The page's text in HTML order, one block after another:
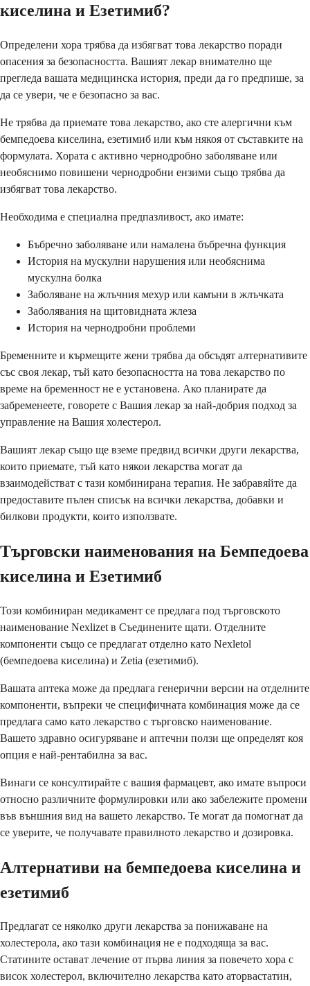
киселина и Езетимиб?
Определени хора трябва да избягват това лекарство поради
опасения за безопасността. Вашият лекар внимателно ще
прегледа вашата медицинска история, преди да го предпише, за
да се увери, че е безопасно за вас.
Не трябва да приемате това лекарство, ако сте алергични към
бемпедоева киселина, езетимиб или към някоя от съставките на
формулата. Хората с активно чернодробно заболяване или
необяснимо повишени чернодробни ензими също трябва да
избягват това лекарство.
Необходима е специална предпазливост, ако имате:
Бъбречно заболяване или намалена бъбречна функция
История на мускулни нарушения или необяснима
мускулна болка
Заболяване на жлъчния мехур или камъни в жлъчката
Заболявания на щитовидната жлеза
История на чернодробни проблеми
Бременните и кърмещите жени трябва да обсъдят алтернативите
със своя лекар, тъй като безопасността на това лекарство по
време на бременност не е установена. Ако планирате да
забременеете, говорете с Вашия лекар за най-добрия подход за
управление на Вашия холестерол.
Вашият лекар също ще вземе предвид всички други лекарства,
които приемате, тъй като някои лекарства могат да
взаимодействат с тази комбинирана терапия. Не забравяйте да
предоставите пълен списък на всички лекарства, добавки и
билкови продукти, които използвате.
Търговски наименования на Бемпедоева
киселина и Езетимиб
Този комбиниран медикамент се предлага под търговското
наименование Nexlizet в Съединените щати. Отделните
компоненти също се предлагат отделно като Nexletol
(бемпедоева киселина) и Zetia (езетимиб).
Вашата аптека може да предлага генерични версии на отделните
компоненти, въпреки че специфичната комбинация може да се
предлага само като лекарство с търговско наименование.
Вашето здравно осигуряване и аптечни ползи ще определят коя
опция е най-рентабилна за вас.
Винаги се консултирайте с вашия фармацевт, ако имате въпроси
относно различните формулировки или ако забележите промени
във външния вид на вашето лекарство. Те могат да помогнат да
се уверите, че получавате правилното лекарство и дозировка.
Алтернативи на бемпедоева киселина и
езетимиб
Предлагат се няколко други лекарства за понижаване на
холестерола, ако тази комбинация не е подходяща за вас.
Статините остават лечение от първа линия за повечето хора с
висок холестерол, включително лекарства като аторвастатин,